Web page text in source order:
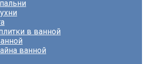
в ванной
ванной